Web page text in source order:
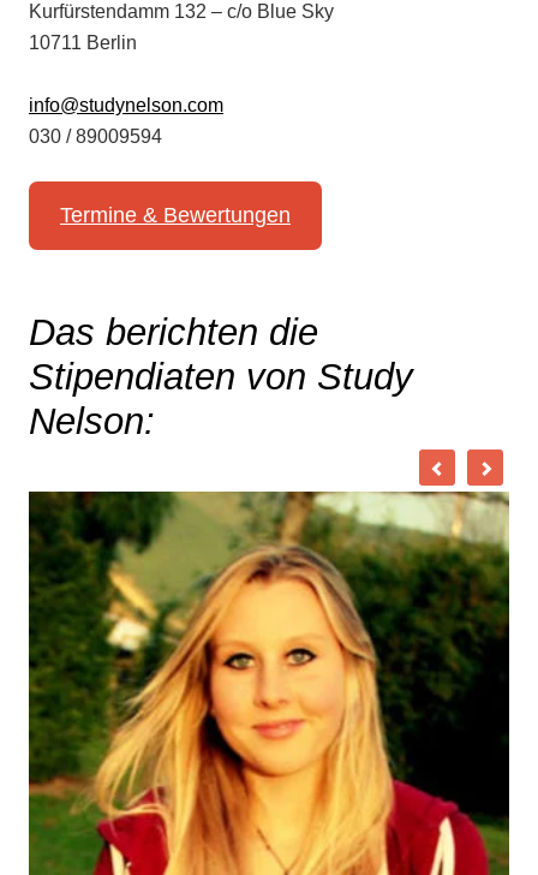
Kurfürstendamm 132 – c/o Blue Sky
10711 Berlin
info@studynelson.com
030 / 89009594
Termine & Bewertungen
Das berichten die
Stipendiaten von Study
Nelson: